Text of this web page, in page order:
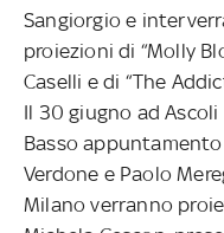
Sangiorgio e
proiezioni di “Molly
Caselli e di “The
Il 30 giugno ad
Basso
Verdone e Paolo
Milano verranno